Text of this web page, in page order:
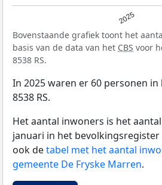
2025
Bovenstaande grafiek toont het
basis van de data van het CBS voor
8538 RS.
In 2025 waren er 60 personen
8538 RS.
Het aantal inwoners is het
januari in het bevolkingsregister
ook detabel met het aantal
gemeente De Fryske Marren.